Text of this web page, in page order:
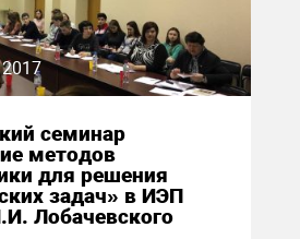
семинар
методов
для решения
задач» в ИЭП
Лобачевского